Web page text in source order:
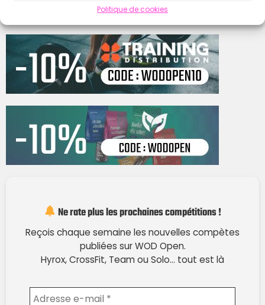
Politique de cookies
Ne rate plus les prochaines compétitions !
Reçois chaque semaine les nouvelles compètes
publiées sur WOD Open.
Hyrox, CrossFit, Team ou Solo… tout est là